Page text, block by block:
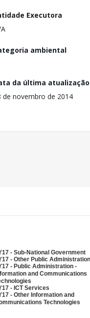
Executora
ambiental
da última atualização
de novembro de 2014
- Sub-National Government
- Other Public Administration
- Public Administration -
and Communications
- ICT Services
- Other Information and
Technologies